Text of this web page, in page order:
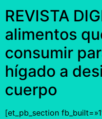
REVISTA
alimentos
consumir
hígado a
cuerpo
[et_pb_section